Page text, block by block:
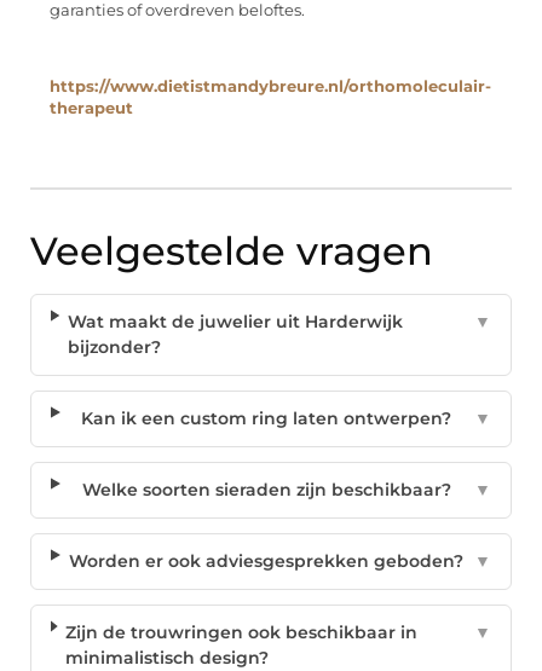
garanties of overdreven beloftes.
https://www.dietistmandybreure.nl/orthomoleculair-
therapeut
Veelgestelde vragen
Wat maakt de juwelier uit Harderwijk
bijzonder?
▼
Kan ik een custom ring laten ontwerpen? ▼
Welke soorten sieraden zijn beschikbaar? ▼
Worden er ook adviesgesprekken geboden? ▼
Zijn de trouwringen ook beschikbaar in
minimalistisch design?
▼